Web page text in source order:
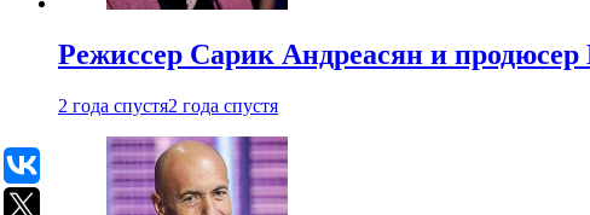
Режиссер Сарик Андреасян и продюсер
2 года спустя2 года спустя